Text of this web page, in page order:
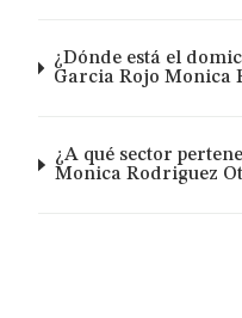
¿Dónde está el
Garcia Rojo Monica
¿A qué sector
Monica Rodriguez